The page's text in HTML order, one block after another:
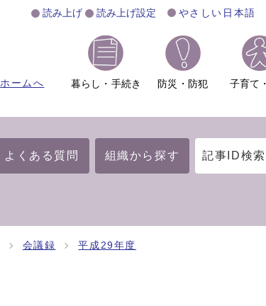
読み上げ 読み上げ設定 やさしい日本語
ホームへ 暮らし・手続き 防災・防犯 子育て
よくある質問 組織から探す 記事ID検索
会議録 平成29年度